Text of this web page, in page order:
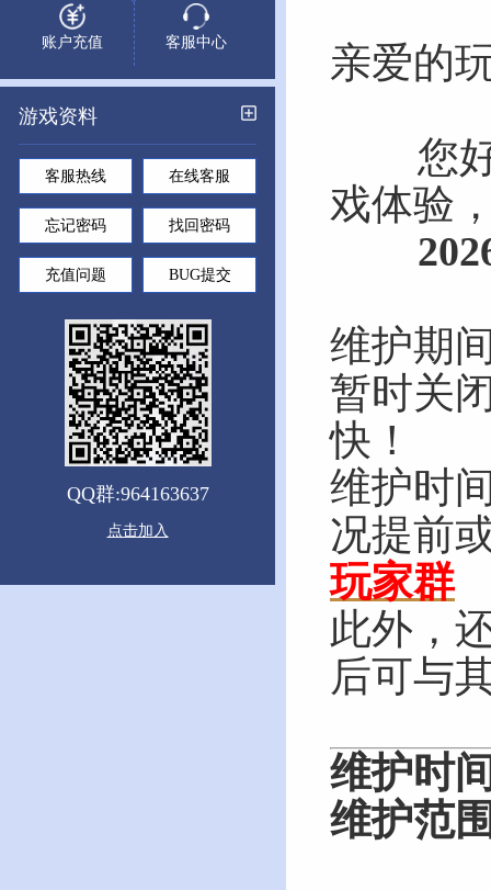
账户充值 客服中心
游戏资料
客服热线 在线客服
忘记密码 找回密码
充值问题 BUG提交
QQ群:964163637
点击加入
亲爱的
您
戏体验
维护期
暂时关
快！
维护时
况提前
玩家群
此外，
后可与
维护时
维护范